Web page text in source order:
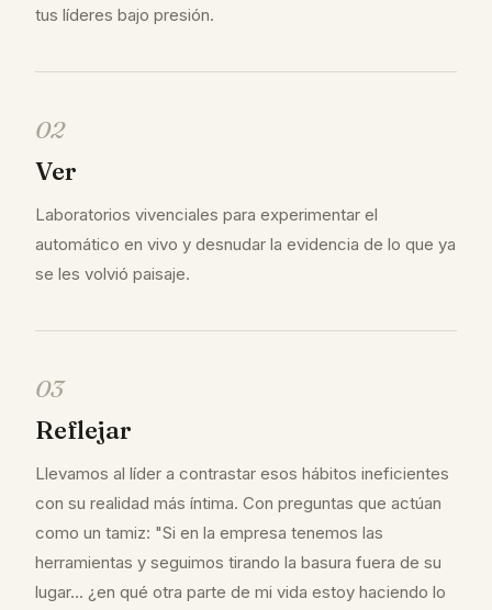
tus líderes bajo presión.
02
Ver
Laboratorios vivenciales para experimentar el
automático en vivo y desnudar la evidencia de lo que ya
se les volvió paisaje.
03
Reflejar
Llevamos al líder a contrastar esos hábitos ineficientes
con su realidad más íntima. Con preguntas que actúan
como un tamiz: "Si en la empresa tenemos las
herramientas y seguimos tirando la basura fuera de su
lugar... ¿en qué otra parte de mi vida estoy haciendo lo